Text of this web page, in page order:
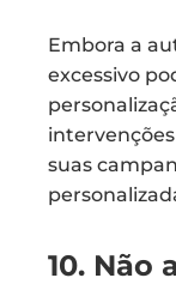
Embora a
excessivo
suas
10. Não